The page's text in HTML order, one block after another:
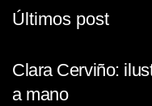
Últimos post
Clara Cerviño:
a mano